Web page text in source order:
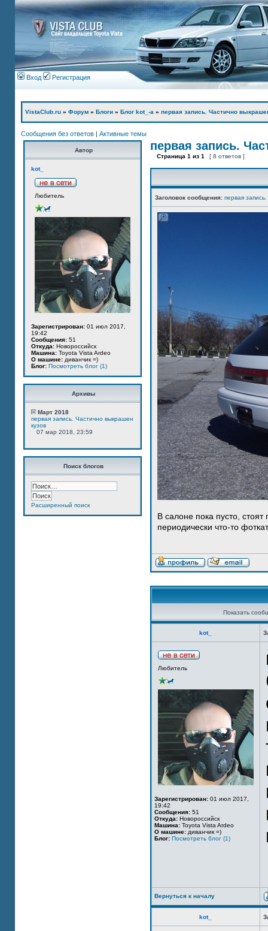
Вход Регистрация
VistaClub.ru » Форум » Блоги » Блог kot_-а » первая запись. Частично
Сообщения без ответов | Активные темы
Автор
kot_
Любитель
Зарегистрирован: 01 июл 2017,
19:42
Сообщения: 51
Откуда: Новороссийск
Машина: Toyota Vista Ardeo
О машине: диванчик =)
Блог: Посмотреть блог (1)
Архивы
Март 2018
первая запись. Частично выкрашен
кузов
07 мар 2018, 23:59
Поиск блогов
Расширенный поиск
первая запись.
Страница 1 из 1 [ 8 ответов ]
Заголовок сообщения: первая
В салоне пока пусто,
периодически что-то
Показать
kot_
Любитель
Зарегистрирован: 01 июл 2017,
19:42
Сообщения: 51
Откуда: Новороссийск
Машина: Toyota Vista Ardeo
О машине: диванчик =)
Блог: Посмотреть блог (1)
Вернуться к началу
kot_